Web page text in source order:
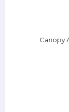
Canopy